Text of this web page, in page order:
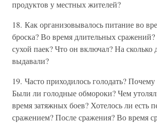
продуктов у местных жителей?
18. Как организовывалось питание во
броска? Во время длительных
сухой паек? Что он включал? На сколько
выдавали?
19. Часто приходилось голодать? Почему
Были ли голодные обмороки? Чем
время затяжных боев? Хотелось ли есть
сражением? После сражения? Во время